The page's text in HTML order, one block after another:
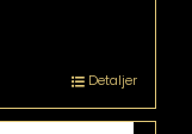
Detaljer